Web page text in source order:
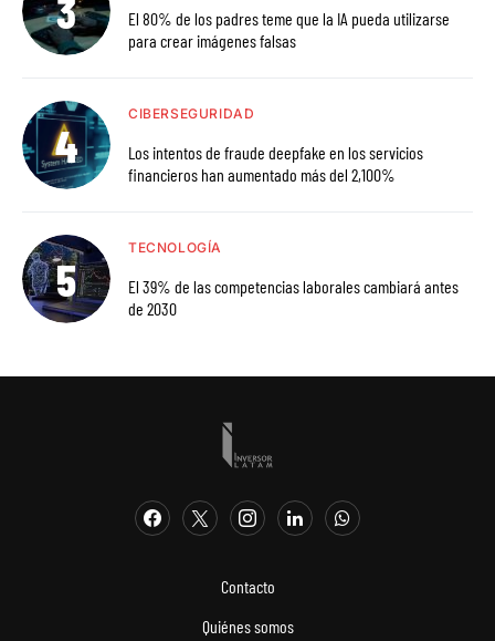
El 80% de los padres teme que la IA pueda utilizarse
para crear imágenes falsas
CIBERSEGURIDAD
Los intentos de fraude deepfake en los servicios
financieros han aumentado más del 2,100%
TECNOLOGÍA
El 39% de las competencias laborales cambiará antes
de 2030
Contacto
Quiénes somos